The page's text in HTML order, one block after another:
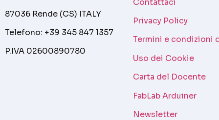
87036 Rende (CS) ITALY
Telefono: +39 345 847 1357
P.IVA 02600890780
Privacy Policy
Termini e condizioni
Uso dei Cookie
Carta del Docente
FabLab Arduiner
Newsletter